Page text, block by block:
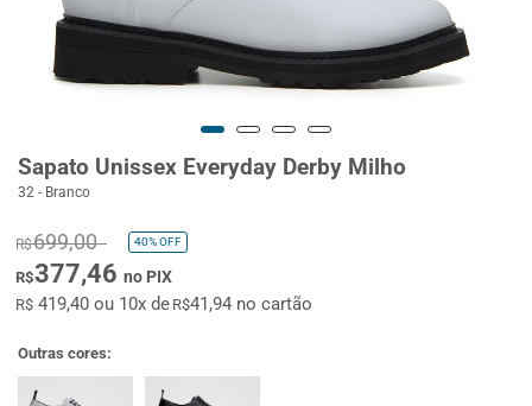
Sapato Unissex Everyday Derby Milho
32 - Branco
R$699,00 40%OFF
R$377,46 no PIX
R$ 419,40 ou 10x deR$41,94 no cartão
Outras cores: